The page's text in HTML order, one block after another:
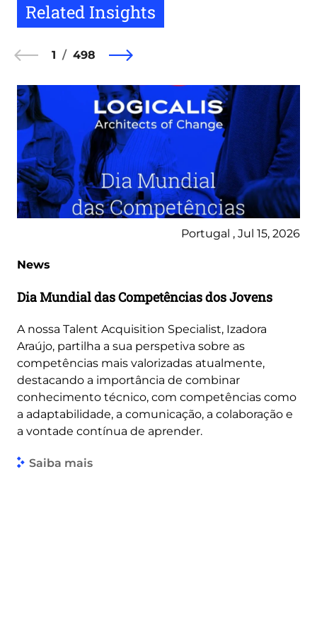
Related Insights
1 498
Portugal , Jul 15, 2026
News
Dia Mundial das Competências dos Jovens
A nossa Talent Acquisition Specialist, Izadora
Araújo, partilha a sua perspetiva sobre as
competências mais valorizadas atualmente,
destacando a importância de combinar
conhecimento técnico, com competências como
a adaptabilidade, a comunicação, a colaboração e
a vontade contínua de aprender.
Saiba mais